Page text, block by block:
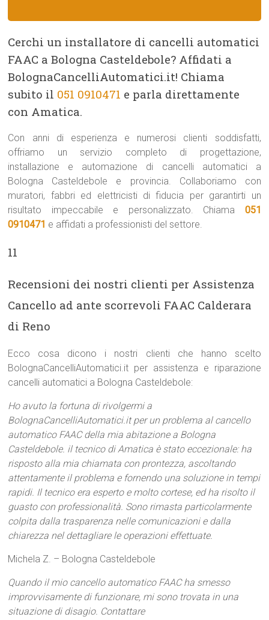
Cerchi un installatore di cancelli automatici
FAAC a Bologna Casteldebole? Affidati a
BolognaCancelliAutomatici.it! Chiama
subito il 051 0910471 e parla direttamente
con Amatica.
Con anni di esperienza e numerosi clienti soddisfatti,
offriamo un servizio completo di progettazione,
installazione e automazione di cancelli automatici a
Bologna Casteldebole e provincia. Collaboriamo con
muratori, fabbri ed elettricisti di fiducia per garantirti un
risultato impeccabile e personalizzato. Chiama 051
0910471 e affidati a professionisti del settore.
11
Recensioni dei nostri clienti per Assistenza
Cancello ad ante scorrevoli FAAC Calderara
di Reno
Ecco cosa dicono i nostri clienti che hanno scelto
BolognaCancelliAutomatici.it per assistenza e riparazione
cancelli automatici a Bologna Casteldebole:
Ho avuto la fortuna di rivolgermi a
BolognaCancelliAutomatici.it per un problema al cancello
automatico FAAC della mia abitazione a Bologna
Casteldebole. il tecnico di Amatica è stato eccezionale: ha
risposto alla mia chiamata con prontezza, ascoltando
attentamente il problema e fornendo una soluzione in tempi
rapidi. Il tecnico era esperto e molto cortese, ed ha risolto il
guasto con professionalità. Sono rimasta particolarmente
colpita dalla trasparenza nelle comunicazioni e dalla
chiarezza nel dettagliare le operazioni effettuate.
Michela Z. – Bologna Casteldebole
Quando il mio cancello automatico FAAC ha smesso
improvvisamente di funzionare, mi sono trovata in una
situazione di disagio. Contattare